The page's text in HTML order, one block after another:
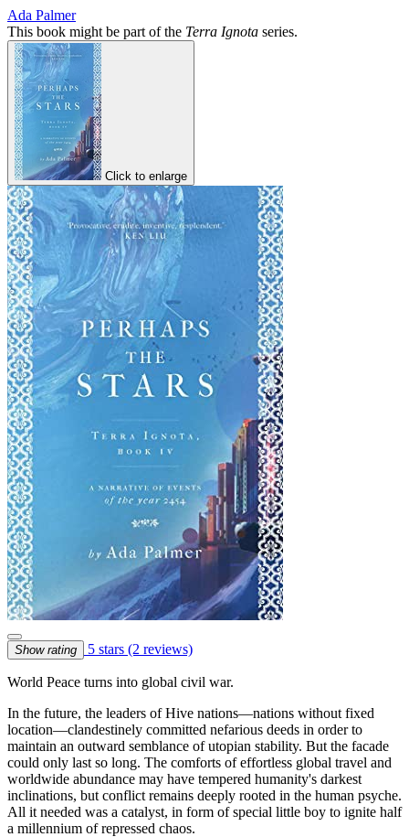
Ada Palmer
This book might be part of the Terra Ignota series.
Click to enlarge
Show rating 5 stars (2 reviews)
World Peace turns into global civil war.
In the future, the leaders of Hive nations—nations without fixed
location—clandestinely committed nefarious deeds in order to
maintain an outward semblance of utopian stability. But the facade
could only last so long. The comforts of effortless global travel and
worldwide abundance may have tempered humanity's darkest
inclinations, but conflict remains deeply rooted in the human psyche.
All it needed was a catalyst, in form of special little boy to ignite half
a millennium of repressed chaos.